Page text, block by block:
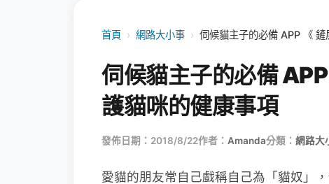
首頁 › 網路大小事 › 伺候貓主子的必備 APP 《
伺候貓主子的必備
護貓咪的健康事項
發佈日期：2018/8/22作者： Amanda分類： 網路大
愛貓的朋友常自己戲稱自己為「貓奴」